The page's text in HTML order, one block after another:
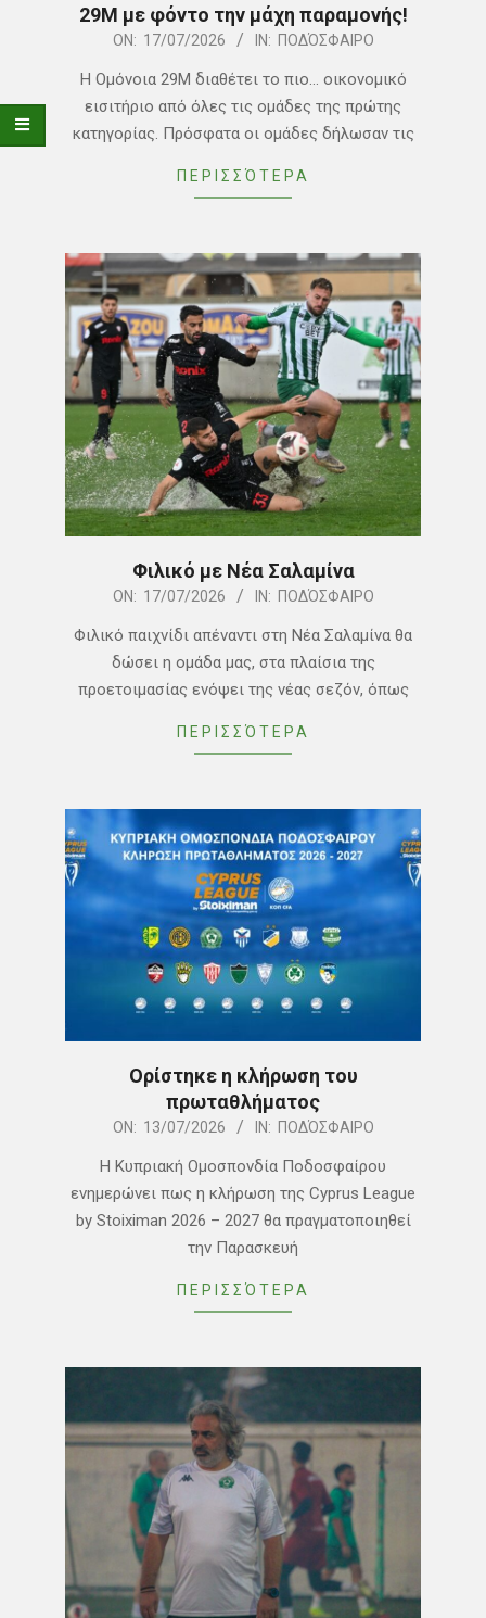
29Μ με φόντο την μάχη παραμονής!
ON: 17/07/2026 IN: ΠΟΔΌΣΦΑΙΡΟ
Η Ομόνοια 29Μ διαθέτει το πιο… οικονομικό
εισιτήριο από όλες τις ομάδες της πρώτης
κατηγορίας. Πρόσφατα οι ομάδες δήλωσαν τις
ΠΕΡΙΣΣΌΤΕΡΑ
Φιλικό με Νέα Σαλαμίνα
ON: 17/07/2026 IN: ΠΟΔΌΣΦΑΙΡΟ
Φιλικό παιχνίδι απέναντι στη Νέα Σαλαμίνα θα
δώσει η ομάδα μας, στα πλαίσια της
προετοιμασίας ενόψει της νέας σεζόν, όπως
ΠΕΡΙΣΣΌΤΕΡΑ
Ορίστηκε η κλήρωση του
πρωταθλήματος
ON: 13/07/2026 IN: ΠΟΔΌΣΦΑΙΡΟ
Η Κυπριακή Ομοσπονδία Ποδοσφαίρου
ενημερώνει πως η κλήρωση της Cyprus League
by Stoiximan 2026 – 2027 θα πραγματοποιηθεί
την Παρασκευή
ΠΕΡΙΣΣΌΤΕΡΑ